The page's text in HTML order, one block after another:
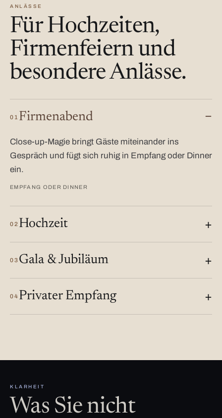
ANLÄSSE
Für Hochzeiten,
Firmenfeiern und
besondere Anlässe.
01 Firmenabend
Close-up-Magie bringt Gäste miteinander ins
Gespräch und fügt sich ruhig in Empfang oder Dinner
ein.
EMPFANG ODER DINNER
02 Hochzeit
03 Gala & Jubiläum
04 Privater Empfang
KLARHEIT
Was Sie nicht